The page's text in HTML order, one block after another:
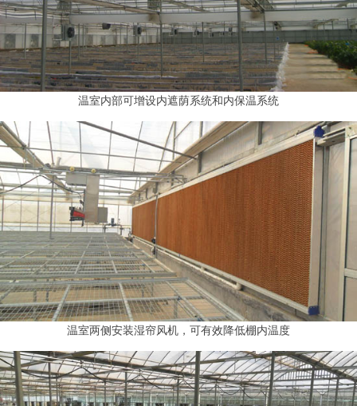
温室内部可增设内遮荫系统和内保温系统
温室两侧安装湿帘风机，可有效降低棚内温度